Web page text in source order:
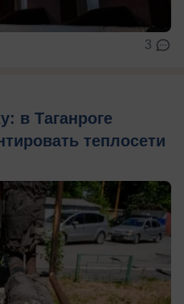
3
в Таганроге
теплосети